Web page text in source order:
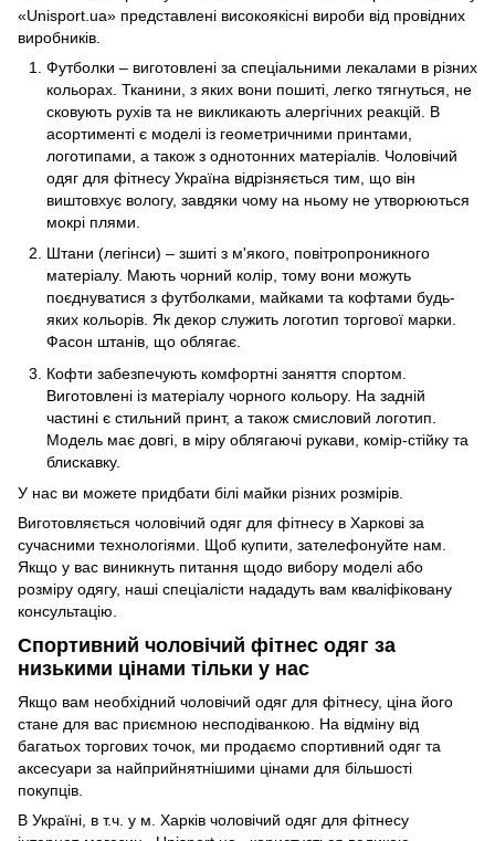
«Unisport.ua» представлені високоякісні вироби від провідних
виробників.
Футболки – виготовлені за спеціальними лекалами в різних
кольорах. Тканини, з яких вони пошиті, легко тягнуться, не
сковують рухів та не викликають алергічних реакцій. В
асортименті є моделі із геометричними принтами,
логотипами, а також з однотонних матеріалів. Чоловічий
одяг для фітнесу Україна відрізняється тим, що він
виштовхує вологу, завдяки чому на ньому не утворюються
мокрі плями.
Штани (легінси) – зшиті з м'якого, повітропроникного
матеріалу. Мають чорний колір, тому вони можуть
поєднуватися з футболками, майками та кофтами будь-
яких кольорів. Як декор служить логотип торгової марки.
Фасон штанів, що облягає.
Кофти забезпечують комфортні заняття спортом.
Виготовлені із матеріалу чорного кольору. На задній
частині є стильний принт, а також смисловий логотип.
Модель має довгі, в міру облягаючі рукави, комір-стійку та
блискавку.
У нас ви можете придбати білі майки різних розмірів.
Виготовляється чоловічий одяг для фітнесу в Харкові за
сучасними технологіями. Щоб купити, зателефонуйте нам.
Якщо у вас виникнуть питання щодо вибору моделі або
розміру одягу, наші спеціалісти нададуть вам кваліфіковану
консультацію.
Спортивний чоловічий фітнес одяг за
низькими цінами тільки у нас
Якщо вам необхідний чоловічий одяг для фітнесу, ціна його
стане для вас приємною несподіванкою. На відміну від
багатьох торгових точок, ми продаємо спортивний одяг та
аксесуари за найприйнятнішими цінами для більшості
покупців.
В Україні, в т.ч. у м. Харків чоловічий одяг для фітнесу